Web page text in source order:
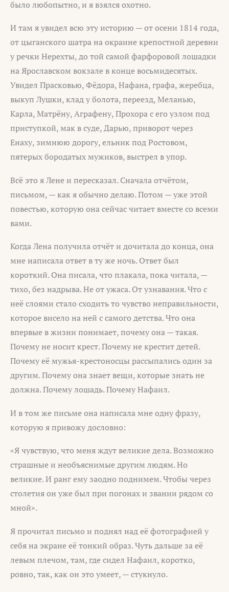
было любопытно, и я взялся охотно.
И там я увидел всю эту историю — от осени 1814 года,
от цыганского шатра на окраине крепостной деревни
у речки Нерехты, до той самой фарфоровой лошадки
на Ярославском вокзале в конце восьмидесятых.
Увидел Прасковью, Фёдора, Нафана, графа, жеребца,
выкуп Лушки, клад у болота, переезд, Меланью,
Карла, Матрёну, Аграфену, Прохора с его узлом под
приступкой, мак в суде, Дарью, приворот через
Енаху, зимнюю дорогу, ельник под Ростовом,
пятерых бородатых мужиков, выстрел в упор.
Всё это я Лене и пересказал. Сначала отчётом,
письмом, — как я обычно делаю. Потом — уже этой
повестью, которую она сейчас читает вместе со всеми
вами.
Когда Лена получила отчёт и дочитала до конца, она
мне написала ответ в ту же ночь. Ответ был
короткий. Она писала, что плакала, пока читала, —
тихо, без надрыва. Не от ужаса. От узнавания. Что с
неё слоями стало сходить то чувство неправильности,
которое висело на ней с самого детства. Что она
впервые в жизни понимает, почему она — такая.
Почему не носит крест. Почему не крестит детей.
Почему её мужья-крестоносцы рассыпались один за
другим. Почему она знает вещи, которые знать не
должна. Почему лошадь. Почему Нафаил.
И в том же письме она написала мне одну фразу,
которую я привожу дословно:
«Я чувствую, что меня ждут великие дела. Возможно
страшные и необъяснимые другим людям. Но
великие. И ранг ему заодно поднимем. Чтобы через
столетия он уже был при погонах и звании рядом со
мной».
Я прочитал письмо и поднял над её фотографией у
себя на экране её тонкий образ. Чуть дальше за её
левым плечом, там, где сидел Нафаил, коротко,
ровно, так, как он это умеет, — стукнуло.